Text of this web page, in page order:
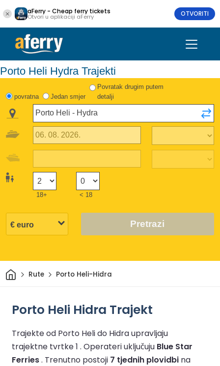
aFerry - Cheap ferry tickets
Otvori u aplikaciji aFerry OTVORITI
Porto Heli Hydra Trajekti
povratna Jedan smjer
Povratak drugim putem
detalji
18+ < 18
Pretrazi
DomRute Porto Heli-Hidra
Porto Heli Hidra Trajekt
Trajekte od Porto Heli do Hidra upravljaju
trajektne tvrtke 1 . Operateri uključuju Blue Star
Ferries. Trenutno postoji 7 tjednih plovidbi na